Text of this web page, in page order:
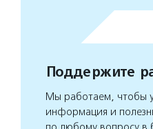
Поддержите
Мы работаем, чтобы у
информация и